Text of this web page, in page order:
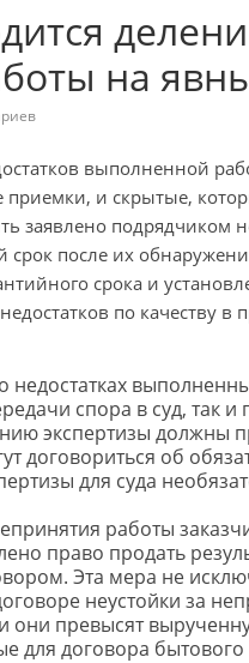
на
выполненной
и скрытые,
заявлено подрядчиком
после их
срока и
по качеству в
недостатках
спора в суд, так
экспертизы должны
договориться об
для суда
работы
право продать
Эта мера не
неустойки за
они превысят
для договора